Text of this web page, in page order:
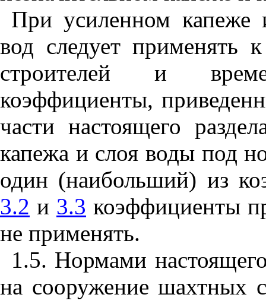
При усиленном капеже
вод следует применять
строителей и
коэффициенты,
части настоящего
капежа и слоя воды под
один (наибольший) из
3.2 и 3.3 коэффициенты
не применять.
1.5. Нормами
на сооружение шахтных